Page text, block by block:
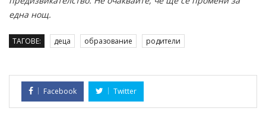
една нощ.
ТАГОВЕ: деца образование родители
Facebook Twitter